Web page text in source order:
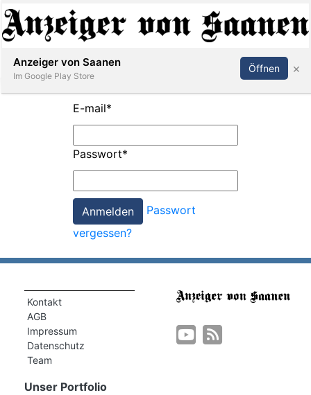
Abonnieren Anmelden
E-mail*
Passwort*
Passwort
vergessen?
Kontakt
AGB
Impressum
Datenschutz
Team
Unser Portfolio
Anzeiger von Saanen
Im Google Play Store
Öffnen ×